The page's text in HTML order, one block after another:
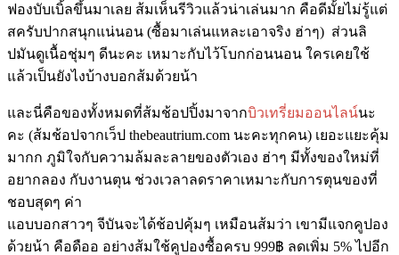
ฟองบับเบิ้ลขึ้นมาเลย ส้มเห็นรีวิวแล้วน่าเล่นมาก คือดีมั้ยไม่รู้แต่
สครับปากสนุกแน่นอน (ซื้อมาเล่นแหละเอาจริง ฮ่าๆ) ส่วนลิ
ปมันดูเนื้อชุ่มๆ ดีนะคะ เหมาะกับไว้โบกก่อนนอน ใครเคยใช้
แล้วเป็นยังไงบ้างบอกส้มด้วยน้า
และนี่คือของทั้งหมดที่ส้มช้อปปิ้งมาจากบิวเทรี่ยมออนไลน์นะ
คะ (ส้มช้อปจากเว็ป thebeautrium.com นะคะทุกคน) เยอะแยะคุ้ม
มากก ภูมิใจกับความล้มละลายของตัวเอง ฮ่าๆ มีทั้งของใหม่ที่
อยากลอง กับงานตุน ช่วงเวลาลดราคาเหมาะกับการตุนของที่
ชอบสุดๆ ค่า
แอบบอกสาวๆ จีบันจะได้ช้อปคุ้มๆ เหมือนส้มว่า เขามีแจกคูปอง
ด้วยน้า คือดืออ อย่างส้มใช้คูปองซื้อครบ 999฿ ลดเพิ่ม 5% ไปอีก